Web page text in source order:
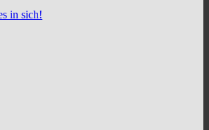
in sich!